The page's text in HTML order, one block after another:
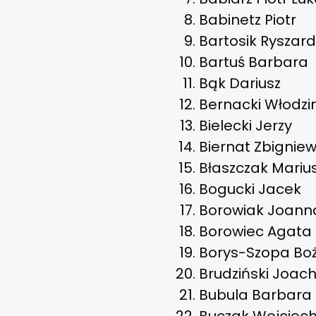
Babinetz Piotr
Bartosik Ryszard
Bartuś Barbara
Bąk Dariusz
Bernacki
Bielecki Jerzy
Biernat Zbigniew
Błaszczak
Bogucki Jacek
Borowiak
Borowiec Agata
Borys-Szopa
Brudziński
Bubula Barbara